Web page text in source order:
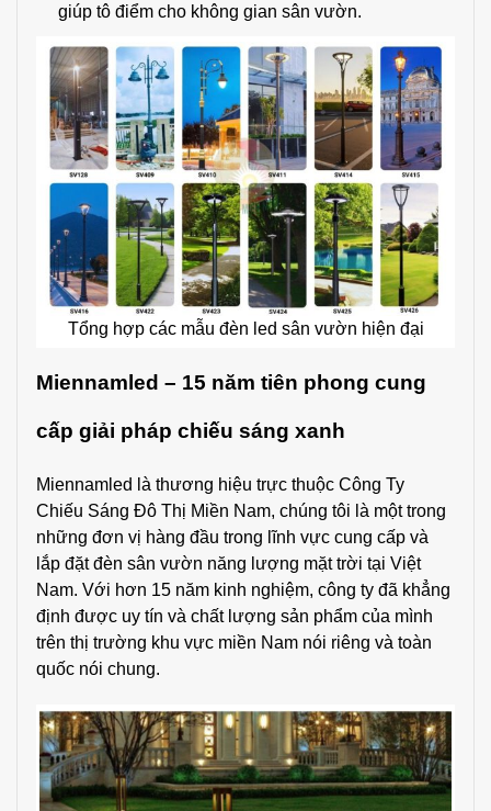
giúp tô điểm cho không gian sân vườn.
Tổng hợp các mẫu đèn led sân vườn hiện đại
Miennamled – 15 năm tiên phong cung
cấp giải pháp chiếu sáng xanh
Miennamled là thương hiệu trực thuộc Công Ty
Chiếu Sáng Đô Thị Miền Nam, chúng tôi là một trong
những đơn vị hàng đầu trong lĩnh vực cung cấp và
lắp đặt đèn sân vườn năng lượng mặt trời tại Việt
Nam. Với hơn 15 năm kinh nghiệm, công ty đã khẳng
định được uy tín và chất lượng sản phẩm của mình
trên thị trường khu vực miền Nam nói riêng và toàn
quốc nói chung.